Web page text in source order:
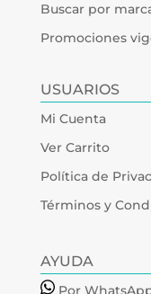
Buscar por
Promociones
USUARIOS
Mi Cuenta
Ver Carrito
Política de
Términos y
AYUDA